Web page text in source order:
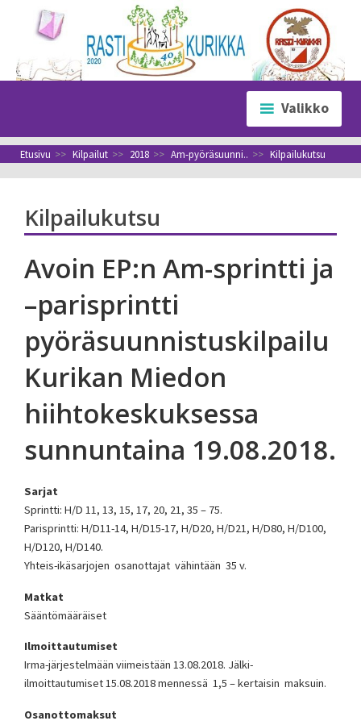
sisältöön
Valikko
Etusivu >> Kilpailut >> 2018 >> Am-pyöräsuunni.. >> Kilpailukutsu
Kilpailukutsu
Avoin EP:n Am-sprintti ja
–parisprintti
pyöräsuunnistuskilpailu
Kurikan Miedon
hiihtokeskuksessa
sunnuntaina 19.08.2018.
Sarjat
Sprintti: H/D 11, 13, 15, 17, 20, 21, 35 – 75.
Parisprintti: H/D11-14, H/D15-17, H/D20, H/D21, H/D80, H/D100,
H/D120, H/D140.
Yhteis-ikäsarjojen osanottajat vähintään 35 v.
Matkat
Sääntömääräiset
Ilmoittautumiset
Irma-järjestelmään viimeistään 13.08.2018. Jälki-
ilmoittautumiset 15.08.2018 mennessä 1,5 – kertaisin maksuin.
Osanottomaksut